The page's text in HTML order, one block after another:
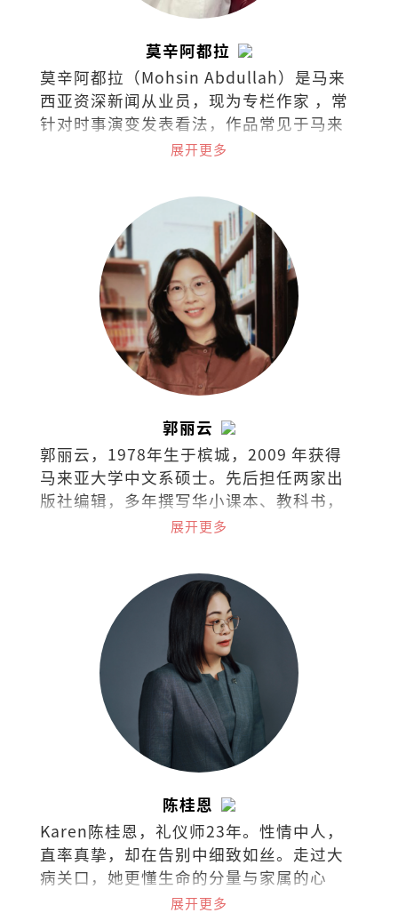
莫辛阿都拉
莫辛阿都拉（Mohsin Abdullah）是马来
西亚资深新闻从业员，现为专栏作家 ，常
针对时事演变发表看法，作品常见于马来
西亚各英文报章与杂志。
展开更多
郭丽云
郭丽云，1978年生于槟城，2009 年获得
马来亚大学中文系硕士。先后担任两家出
版社编辑，多年撰写华小课本、教科书，
展开更多
陈桂恩
Karen陈桂恩，礼仪师23年。性情中人，
直率真挚，却在告别中细致如丝。走过大
病关口，她更懂生命的分量与家属的心
事。她以专业稳住仪式的每一步，也以共
展开更多